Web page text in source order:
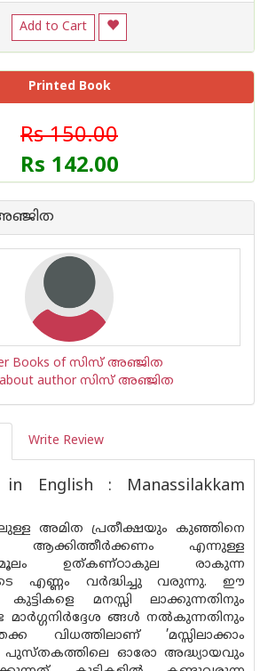
Add to Cart
Printed Book
Rs 150.00
Rs 142.00
Books of സിസ് അഞ്ജിത
about author സിസ് അഞ്ജിത
Write Review
English : Manassilakkam
അമിത പ്രതീക്ഷയും കുഞ്ഞിനെ
ആക്കിത്തീർക്കണം എന്നുള്ള
ഉത്കണ്ഠാകുല രാകുന്ന
എണ്ണം വർദ്ധിച്ചു വരുന്നു. ഈ
മനസ്സി ലാക്കുന്നതിനും
ങ്ങൾ നൽകുന്നതിനും
വിധത്തിലാണ് ’മസ്സിലാക്കാം
പുസ്തകത്തിലെ ഓരോ അദ്ധ്യായവും